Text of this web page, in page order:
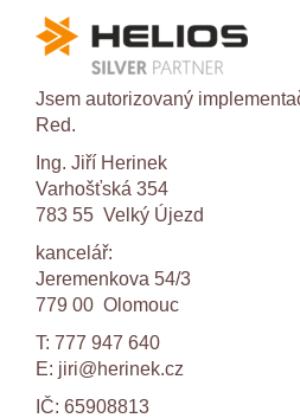
Jsem autorizovaný
Red.
Ing. Jiří Herinek
Varhošťská 354
783 55 Velký Újezd
kancelář:
Jeremenkova 54/3
779 00 Olomouc
T: 777 947 640
E: jiri@herinek.cz
IČ: 65908813